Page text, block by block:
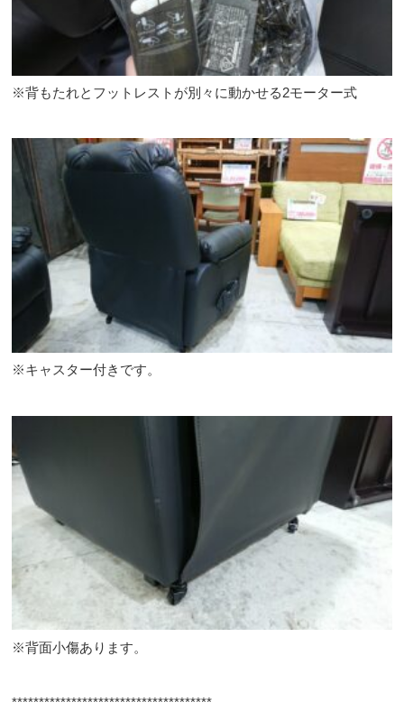
※背もたれとフットレストが別々に動かせる2モーター式
※キャスター付きです。
※背面小傷あります。
*************************************